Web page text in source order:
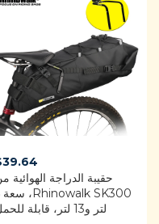
39.64
حقيبة الدراجة الهوائية
لتر و13 لتر، قابلة للحمل